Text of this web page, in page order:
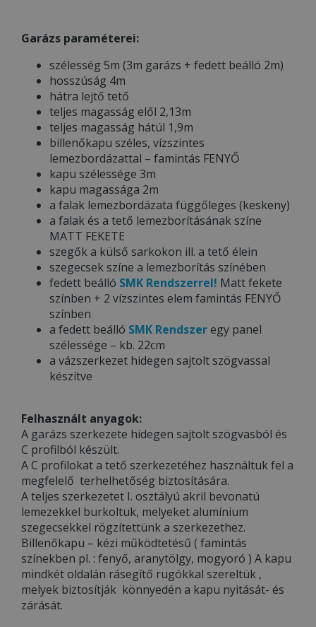
Garázs paraméterei:
szélesség 5m (3m garázs + fedett beálló 2m)
hosszúság 4m
hátra lejtő tető
teljes magasság elől 2,13m
teljes magasság hátúl 1,9m
billenőkapu széles, vízszintes
lemezbordázattal – famintás FENYŐ
kapu szélessége 3m
kapu magassága 2m
a falak lemezbordázata függőleges (keskeny)
a falak és a tető lemezborításának színe
MATT FEKETE
szegők a külső sarkokon ill. a tető élein
szegecsek színe a lemezborítás színében
fedett beálló SMK Rendszerrel! Matt fekete
színben + 2 vízszintes elem famintás FENYŐ
színben
a fedett beálló SMK Rendszeregy panel
szélessége – kb. 22cm
a vázszerkezet hidegen sajtolt szögvassal
készítve
Felhasznált anyagok:
A garázs szerkezete hidegen sajtolt szögvasból és
C profilból készült.
A C profilokat a tető szerkezetéhez használtuk fel a
megfelelő terhelhetőség biztosítására.
A teljes szerkezetet I. osztályú akril bevonatú
lemezekkel burkoltuk, melyeket alumínium
szegecsekkel rögzítettünk a szerkezethez.
Billenőkapu – kézi működtetésű ( famintás
színekben pl. : fenyő, aranytölgy, mogyoró ) A kapu
mindkét oldalán rásegítő rugókkal szereltük ,
melyek biztosítják könnyedén a kapu nyitását- és
zárását.